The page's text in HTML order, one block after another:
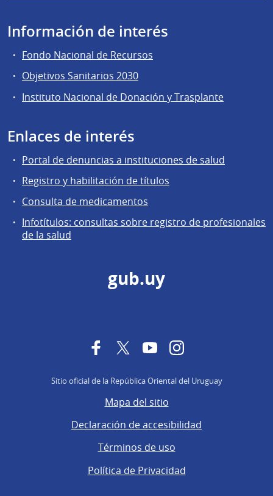
Información de interés
Fondo Nacional de Recursos
Objetivos Sanitarios 2030
Instituto Nacional de Donación y Trasplante
Enlaces de interés
Portal de denuncias a instituciones de salud
Registro y habilitación de títulos
Consulta de medicamentos
Infotítulos: consultas sobre registro de profesionales
de la salud
gub.uy
FacebookTwitterYouTubeInstagram
Sitio oficial de la República Oriental del Uruguay
Mapa del sitio
Declaración de accesibilidad
Términos de uso
Política de Privacidad